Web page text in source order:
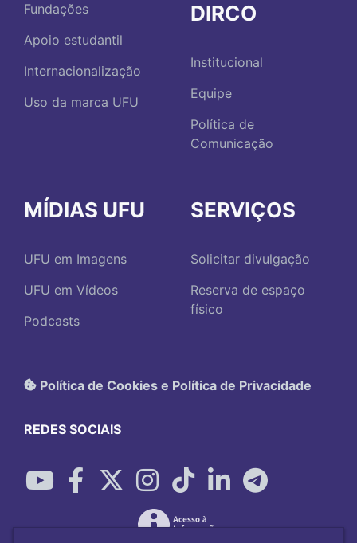
Fundações
Apoio estudantil
Internacionalização
Uso da marca UFU
DIRCO
Institucional
Equipe
Política de
Comunicação
MÍDIAS UFU
UFU em Imagens
UFU em Vídeos
Podcasts
SERVIÇOS
Solicitar divulgação
Reserva de espaço
físico
Política de Cookies e Política de Privacidade
REDES SOCIAIS